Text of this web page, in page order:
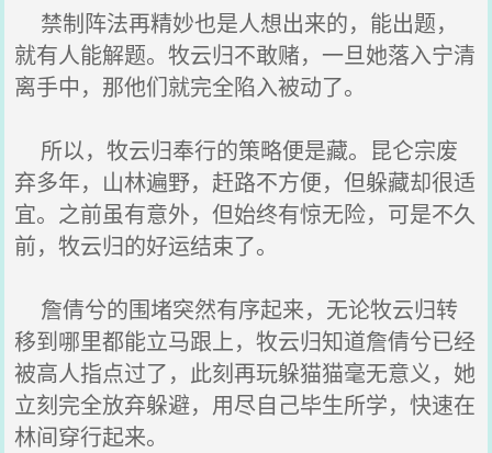
禁制阵法再精妙也是人想出来的，能出题，
就有人能解题。牧云归不敢赌，一旦她落入宁清
离手中，那他们就完全陷入被动了。
所以，牧云归奉行的策略便是藏。昆仑宗废
弃多年，山林遍野，赶路不方便，但躲藏却很适
宜。之前虽有意外，但始终有惊无险，可是不久
前，牧云归的好运结束了。
詹倩兮的围堵突然有序起来，无论牧云归转
移到哪里都能立马跟上，牧云归知道詹倩兮已经
被高人指点过了，此刻再玩躲猫猫毫无意义，她
立刻完全放弃躲避，用尽自己毕生所学，快速在
林间穿行起来。